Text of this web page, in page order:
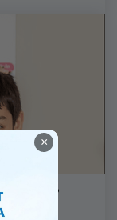
không?
×